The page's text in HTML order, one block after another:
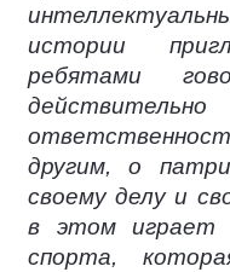
истории
ребятами
другим, о
своему делу и
в этом играет
спорта,